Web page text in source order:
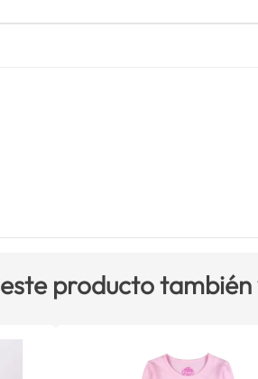
producto